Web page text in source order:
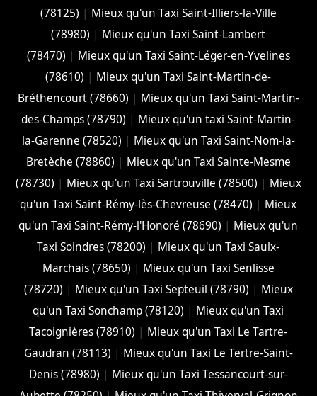
(78125) | Mieux qu'un Taxi Saint-Illiers-la-Ville
(78980) | Mieux qu'un Taxi Saint-Lambert
(78470) | Mieux qu'un Taxi Saint-Léger-en-Yvelines
(78610) | Mieux qu'un Taxi Saint-Martin-de-
Bréthencourt (78660) | Mieux qu'un Taxi Saint-Martin-
des-Champs (78790) | Mieux qu'un taxi Saint-Martin-
la-Garenne (78520) | Mieux qu'un Taxi Saint-Nom-la-
Bretèche (78860) | Mieux qu'un Taxi Sainte-Mesme
(78730) | Mieux qu'un Taxi Sartrouville (78500) | Mieux
qu'un Taxi Saint-Rémy-lès-Chevreuse (78470) | Mieux
qu'un Taxi Saint-Rémy-l'Honoré (78690) | Mieux qu'un
Taxi Soindres (78200) | Mieux qu'un Taxi Saulx-
Marchais (78650) | Mieux qu'un Taxi Senlisse
(78720) | Mieux qu'un Taxi Septeuil (78790) | Mieux
qu'un Taxi Sonchamp (78120) | Mieux qu'un Taxi
Tacoignières (78910) | Mieux qu'un Taxi Le Tartre-
Gaudran (78113) | Mieux qu'un Taxi Le Tertre-Saint-
Denis (78980) | Mieux qu'un Taxi Tessancourt-sur-